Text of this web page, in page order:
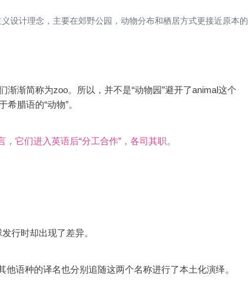
设计理念，主要在郊野公园，动物分布和栖居方式更接近原本的
渐简称为zoo。所以，并不是“动物园”避开了animal这个
腊语的“动物”。
，它们进入英语后“分工合作”，各司其职。
行时却出现了差异。
他语种的译名也分别追随这两个名称进行了本土化演绎。